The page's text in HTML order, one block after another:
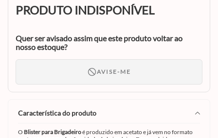
PRODUTO INDISPONÍVEL
Quer ser avisado assim que este produto voltar ao
nosso estoque?
AVISE-ME
característica do produto
O Blister para Brigadeiroé produzido em acetato e já vem no formato